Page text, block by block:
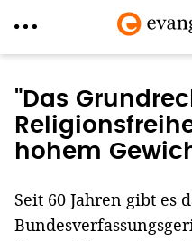
zum
Inhalt
"Das
hohem
Seit 60 Jahren gibt es